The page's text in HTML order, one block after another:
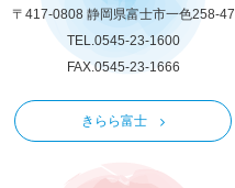
〒417-0808 静岡県富士市一色258-47
TEL.0545-23-1600
FAX.0545-23-1666
きらら富士